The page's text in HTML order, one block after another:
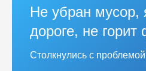
Не убран мусор,
дороге, не
Столкнулись с